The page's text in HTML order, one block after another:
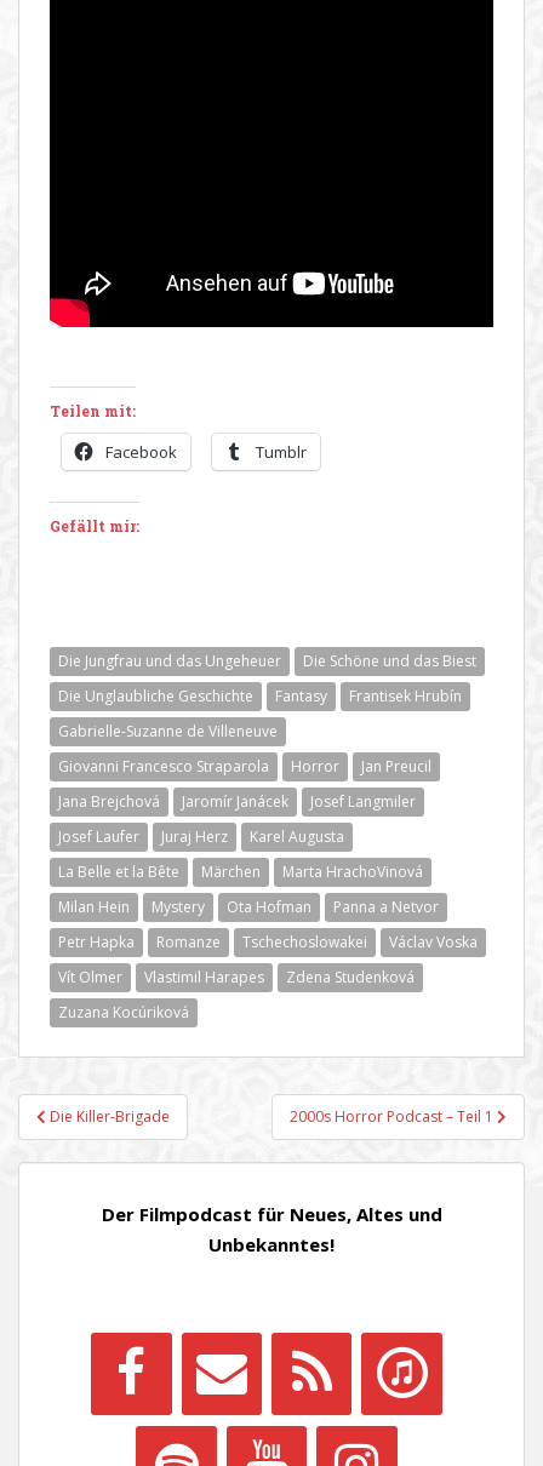
Teilen mit:
Facebook Tumblr
Gefällt mir:
Die Jungfrau und das Ungeheuer
Die Schöne und das Biest
Die Unglaubliche Geschichte
Fantasy
Frantisek Hrubín
Gabrielle-Suzanne de Villeneuve
Giovanni Francesco Straparola
Horror
Jan Preucil
Jana Brejchová
Jaromír Janácek
Josef Langmiler
Josef Laufer
Juraj Herz
Karel Augusta
La Belle et la Bête
Märchen
Marta HrachoVinová
Milan Hein
Mystery Ota Hofman
Panna a Netvor
Petr Hapka
Romanze Tschechoslowakei
Václav Voska
Vít Olmer
Vlastimil Harapes
Zdena Studenková
Zuzana Kocúriková
Beitragsnavigation
Die Killer-Brigade 2000s Horror Podcast – Teil 1
Der Filmpodcast für Neues, Altes und
Unbekanntes!